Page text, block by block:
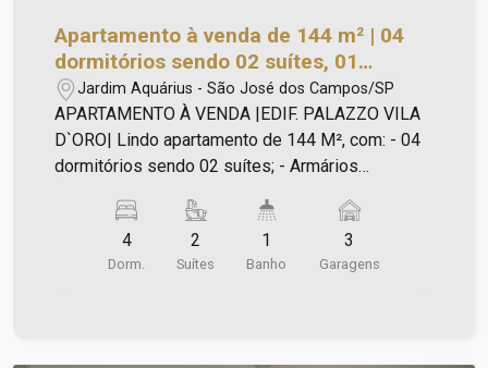
Apartamento à venda de 144 m² | 04
dormitórios sendo 02 suítes, 01
banheiro e 03 vagas de garagem |
Palazzo Vila D`Oro - Jardim Aquárius |
São José dos Campos |
Jardim Aquárius - São José dos Campos/SP
APARTAMENTO À VENDA |EDIF. PALAZZO VILA
D`ORO| Lindo apartamento de 144 M², com: - 04
dormitórios sendo 02 suítes; - Armários
com churrasqueira (fechamento de vidro); -
Lavabo; - Cozinha planejada; - Ampla área de
serviço com armários; - 03 vagas de garagem; -
4
Dorm.
2
Suítes
1
Banho
3
Garagens